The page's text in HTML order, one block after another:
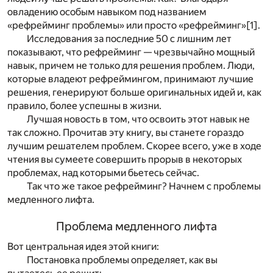
овладению особым навыком под названием
«рефрейминг проблемы» или просто «рефрейминг»[1] .
Исследования за последние 50 с лишним лет
показывают, что рефрейминг — чрезвычайно мощный
навык, причем не только для решения проблем. Люди,
которые владеют рефреймингом, принимают лучшие
решения, генерируют больше оригинальных идей и, как
правило, более успешны в жизни.
Лучшая новость в том, что освоить этот навык не
так сложно. Прочитав эту книгу, вы станете гораздо
лучшим решателем проблем. Скорее всего, уже в ходе
чтения вы сумеете совершить прорыв в некоторых
проблемах, над которыми бьетесь сейчас.
Так что же такое рефрейминг? Начнем с проблемы
медленного лифта.
Проблема медленного лифта
Вот центральная идея этой книги:
Постановка проблемы определяет, как вы